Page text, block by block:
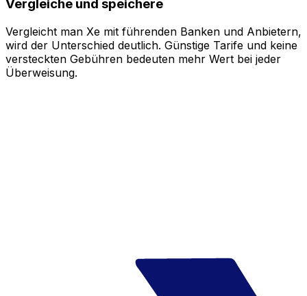
Vergleiche und speichere
Vergleicht man Xe mit führenden Banken und Anbietern,
wird der Unterschied deutlich. Günstige Tarife und keine
versteckten Gebühren bedeuten mehr Wert bei jeder
Überweisung.